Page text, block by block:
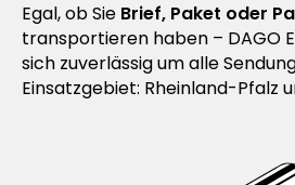
Egal, ob Sie Brief, Paket oder
transportieren haben – DAGO
sich zuverlässig um alle
Einsatzgebiet: Rheinland-Pfalz